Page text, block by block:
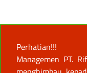
Perhatian!!!
Managemen PT.